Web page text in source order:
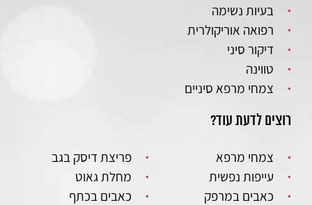
בעיות נשימה
רפואה אוריקולרית
דיקור סיני
טווינה
צמחי מרפא סיניים
רוצים לדעת עוד?
צמחי מרפא
פריצת דיסק בגב
עייפות נפשית
מחלת גאוט
כאבים במרפק
כאבים בכתף